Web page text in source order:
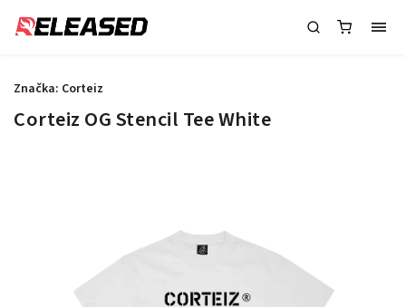
Corteiz OG Stencil Tee White
Značka: Corteiz